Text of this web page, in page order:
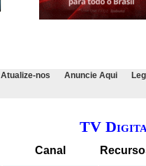
Atualize-nos Anuncie Aqui
TV
Canal